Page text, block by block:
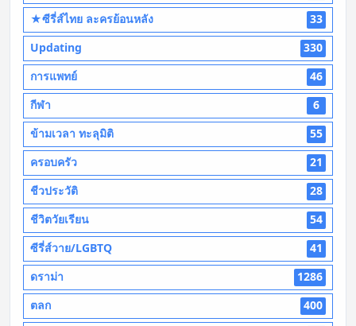
★ซีรี่ส์ไทย ละครย้อนหลัง
33
Updating
330
การแพทย์
46
กีฬา
6
ข้ามเวลา ทะลุมิติ
55
ครอบครัว
21
ชีวประวัติ
28
ชีวิตวัยเรียน
54
ซีรี่ส์วาย/LGBTQ
41
ดราม่า
1286
ตลก
400